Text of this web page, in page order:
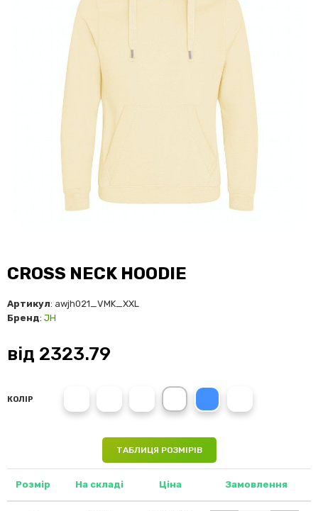
CROSS NECK HOODIE
Артикул: awjh021_VMK_XXL
Бренд: JH
від 2323.79
КОЛІР
Dusty GreenVanilla Milkshake
Sky Blue
ТАБЛИЦЯ РОЗМІРІВ
Розмір На складі Ціна Замовлення